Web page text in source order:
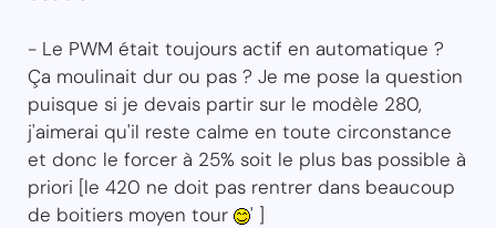
- Le PWM était toujours actif en automatique ?
Ça moulinait dur ou pas ? Je me pose la question
puisque si je devais partir sur le modèle 280,
j'aimerai qu'il reste calme en toute circonstance
et donc le forcer à 25% soit le plus bas possible à
priori [le 420 ne doit pas rentrer dans beaucoup
de boitiers moyen tour
' ]